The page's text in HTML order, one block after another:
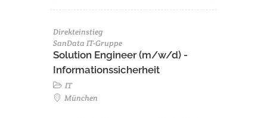
Direkteinstieg
SanData IT-Gruppe
Solution Engineer (m/w/d) -
Informationssicherheit
IT
München